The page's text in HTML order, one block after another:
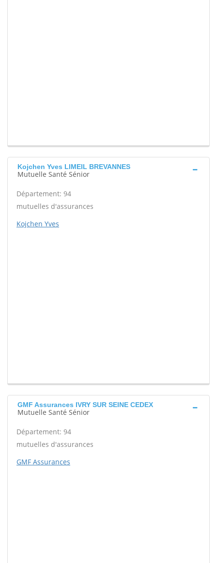
Kojchen Yves LIMEIL BREVANNES
Mutuelle Santé Sénior
Département: 94
mutuelles d'assurances
Kojchen Yves
GMF Assurances IVRY SUR SEINE CEDEX
Mutuelle Santé Sénior
Département: 94
mutuelles d'assurances
GMF Assurances